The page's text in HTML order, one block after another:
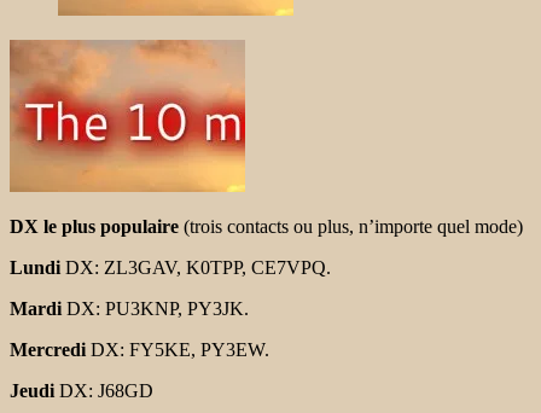
DX le plus populaire (trois contacts ou plus, n’importe quel mode)
Lundi DX: ZL3GAV, K0TPP, CE7VPQ.
Mardi DX: PU3KNP, PY3JK.
Mercredi DX: FY5KE, PY3EW.
Jeudi DX: J68GD